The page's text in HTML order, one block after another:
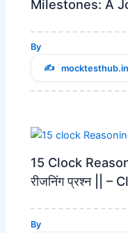
Milestones: A
By
mocktesthub.in
15 Clock
रीजनिंग प्रश्न || –
By